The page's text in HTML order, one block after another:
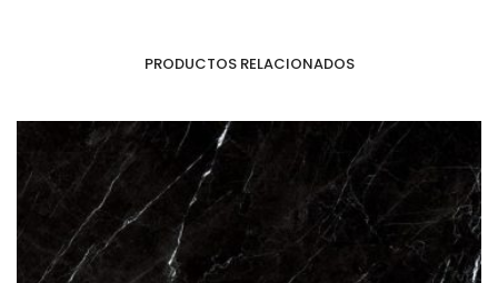
PRODUCTOS RELACIONADOS